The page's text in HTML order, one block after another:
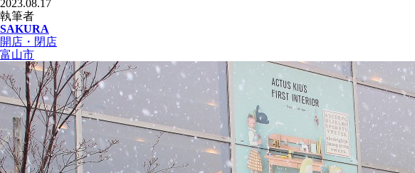
2023.08.17
執筆者
SAKURA
開店・閉店
富山市